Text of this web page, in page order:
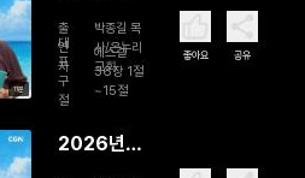
11분
일 이전보
다 더 나은
삶으로 회
복시킵니다
출
연
자
박종길 목
사/온누리
교회
대
표
구
절
에스겔
36장 1절
~15절
좋아요 공유
2026년